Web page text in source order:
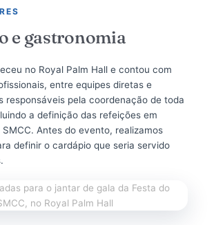
e gastronomia
no Royal Palm Hall e contou com
entre equipes diretas e
responsáveis pela coordenação de toda
a definição das refeições em
Antes do evento, realizamos
definir o cardápio que seria servido